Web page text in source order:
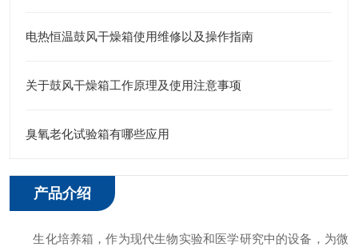
电热恒温鼓风干燥箱使用维修以及操作指南
关于鼓风干燥箱工作原理及使用注意事项
臭氧老化试验箱有哪些应用
产品介绍
生化培养箱，作为现代生物实验和医学研究中的设备，为微